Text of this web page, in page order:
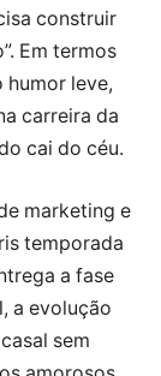
construir
Em termos
humor leve,
carreira da
cai do céu.
marketing e
temporada
a fase
a evolução
sem